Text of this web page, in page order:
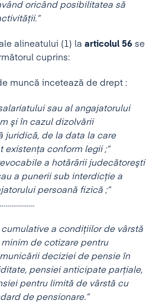
oricând posibilitatea să
alineatului (1) la articolul 56 se
cuprins:
muncă incetează de drept :
sau al angajatorului
şi în cazul dizolvării
juridică, de la data la care
existenţa conform legii ;”
a hotărârii judecătoreşti
a punerii sub interdicţie a
persoană fizică ;”
a condiţiilor de vârstă
de cotizare pentru
deciziei de pensie în
pensiei anticipate parţiale,
pentru limită de vârstă cu
de pensionare.”